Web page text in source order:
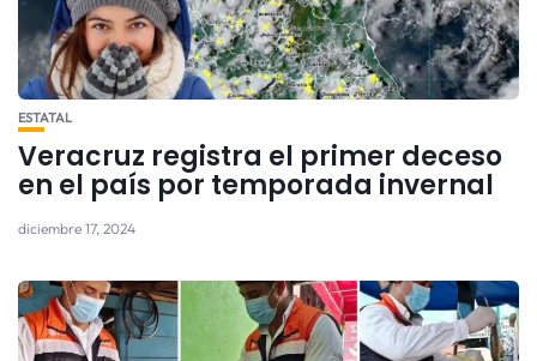
ESTATAL
Veracruz registra el primer deceso
en el país por temporada invernal
diciembre 17, 2024